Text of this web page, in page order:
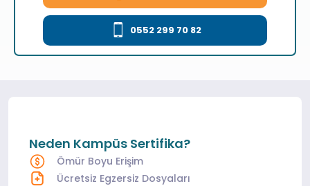
0552 299 70 82
Neden Kampüs Sertifika?
Ömür Boyu Erişim
Ücretsiz Egzersiz Dosyaları